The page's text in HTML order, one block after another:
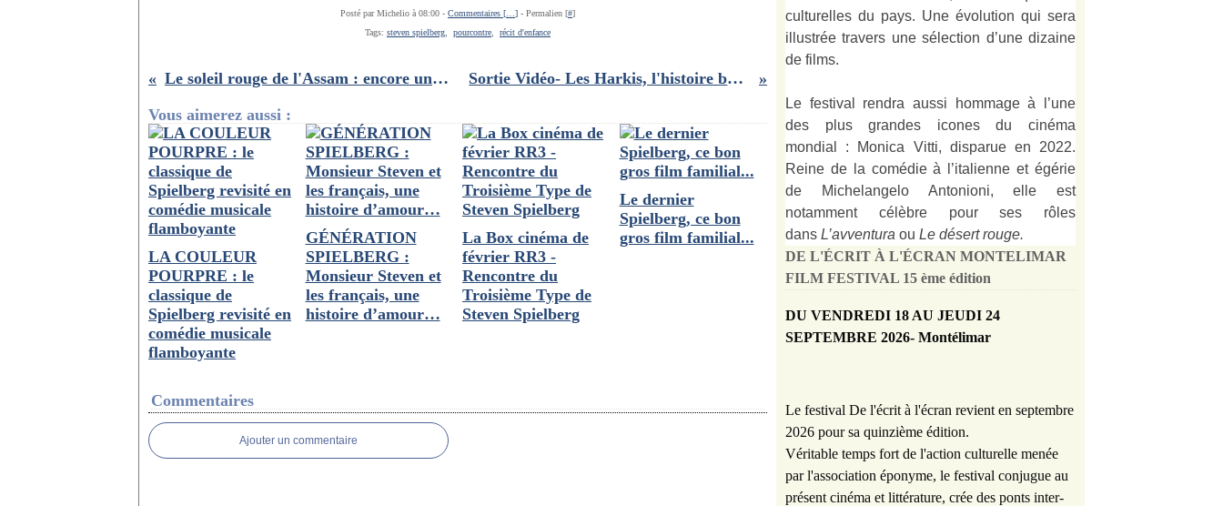
Posté par Michelio à 08:00 - Commentaires [ ] - Permalien [#]
Tags: steven spielberg pourcontre récit d'enfance
Le soleil rouge de l'Assam : encore un très bon roman so british d'Abir Mukherjee
Sortie Vidéo- Les Harkis, l'histoire brute et sans artifice vue par Philippe Faucon
Vous aimerez aussi :
LA COULEUR
POURPRE : le
classique de
Spielberg revisité en
comédie musicale
flamboyante
GÉNÉRATION
SPIELBERG :
Monsieur Steven et
les français, une
histoire d’amour…
La Box cinéma de
février RR3 -
Rencontre du
Troisième Type de
Steven Spielberg
Le dernier
Spielberg, ce bon
gros film familial...
Commentaires
Ajouter un commentaire
culturelles du pays. Une évolution qui sera
illustrée travers une sélection d’une dizaine
de films.
Le festival rendra aussi hommage à l’une
des plus grandes icones du cinéma
mondial : Monica Vitti, disparue en 2022.
Reine de la comédie à l’italienne et égérie
de Michelangelo Antonioni, elle est
notamment célèbre pour ses rôles
dans L’avventura ou Le désert rouge.
DE L'ÉCRIT À L'ÉCRAN MONTELIMAR
FILM FESTIVAL 15 ème édition
DU VENDREDI 18 AU JEUDI 24
SEPTEMBRE 2026- Montélimar
Le festival De l'écrit à l'écran revient en septembre
2026 pour sa quinzième édition.
Véritable temps fort de l'action culturelle menée
par l'association éponyme, le festival conjugue au
présent cinéma et littérature, crée des ponts inter-